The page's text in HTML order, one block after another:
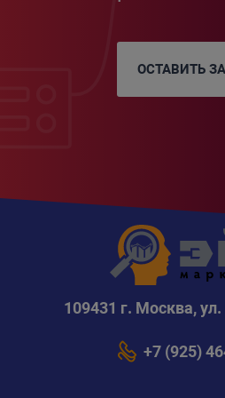
ОСТАВИТЬ
109431 г. Москва,
+7 (925)